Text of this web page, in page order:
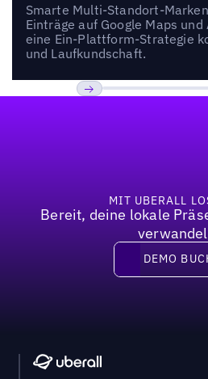
Smarte Multi-Standort-
Einträge auf Google Maps
eine Ein-Plattform-Strategie
und Laufkundschaft.
MIT UBERALL
Bereit, deine lokale
DEMODEMO